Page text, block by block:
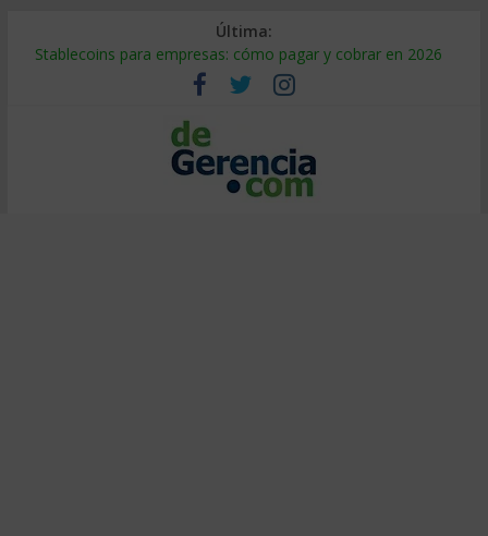
Última:
Stablecoins para empresas: cómo pagar y cobrar en 2026
Despido silencioso: qué es y por qué sale tan caro
IA en selección de personal: cómo auditarla a tiempo
Trabajo forzoso en la cadena de suministro: qué hacer
Mercado hispano de EE. UU.: cómo segmentarlo y venderle